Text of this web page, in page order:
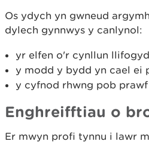
Os ydych yn gwneud
dylech gynnwys y canlynol:
yr elfen o'r cynllun
y modd y bydd yn cael ei
y cyfnod rhwng pob
Enghreifftiau o
Er mwyn profi tynnu i lawr